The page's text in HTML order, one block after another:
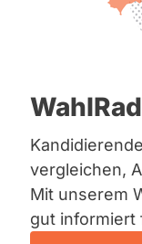
Bremen
Saarland
Sachsen
vergleichen,
Mit unserem
gut informiert
Warum
Wünsche
bei allen
wird die